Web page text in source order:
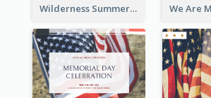
Wilderness Summer Camp Facebook Post